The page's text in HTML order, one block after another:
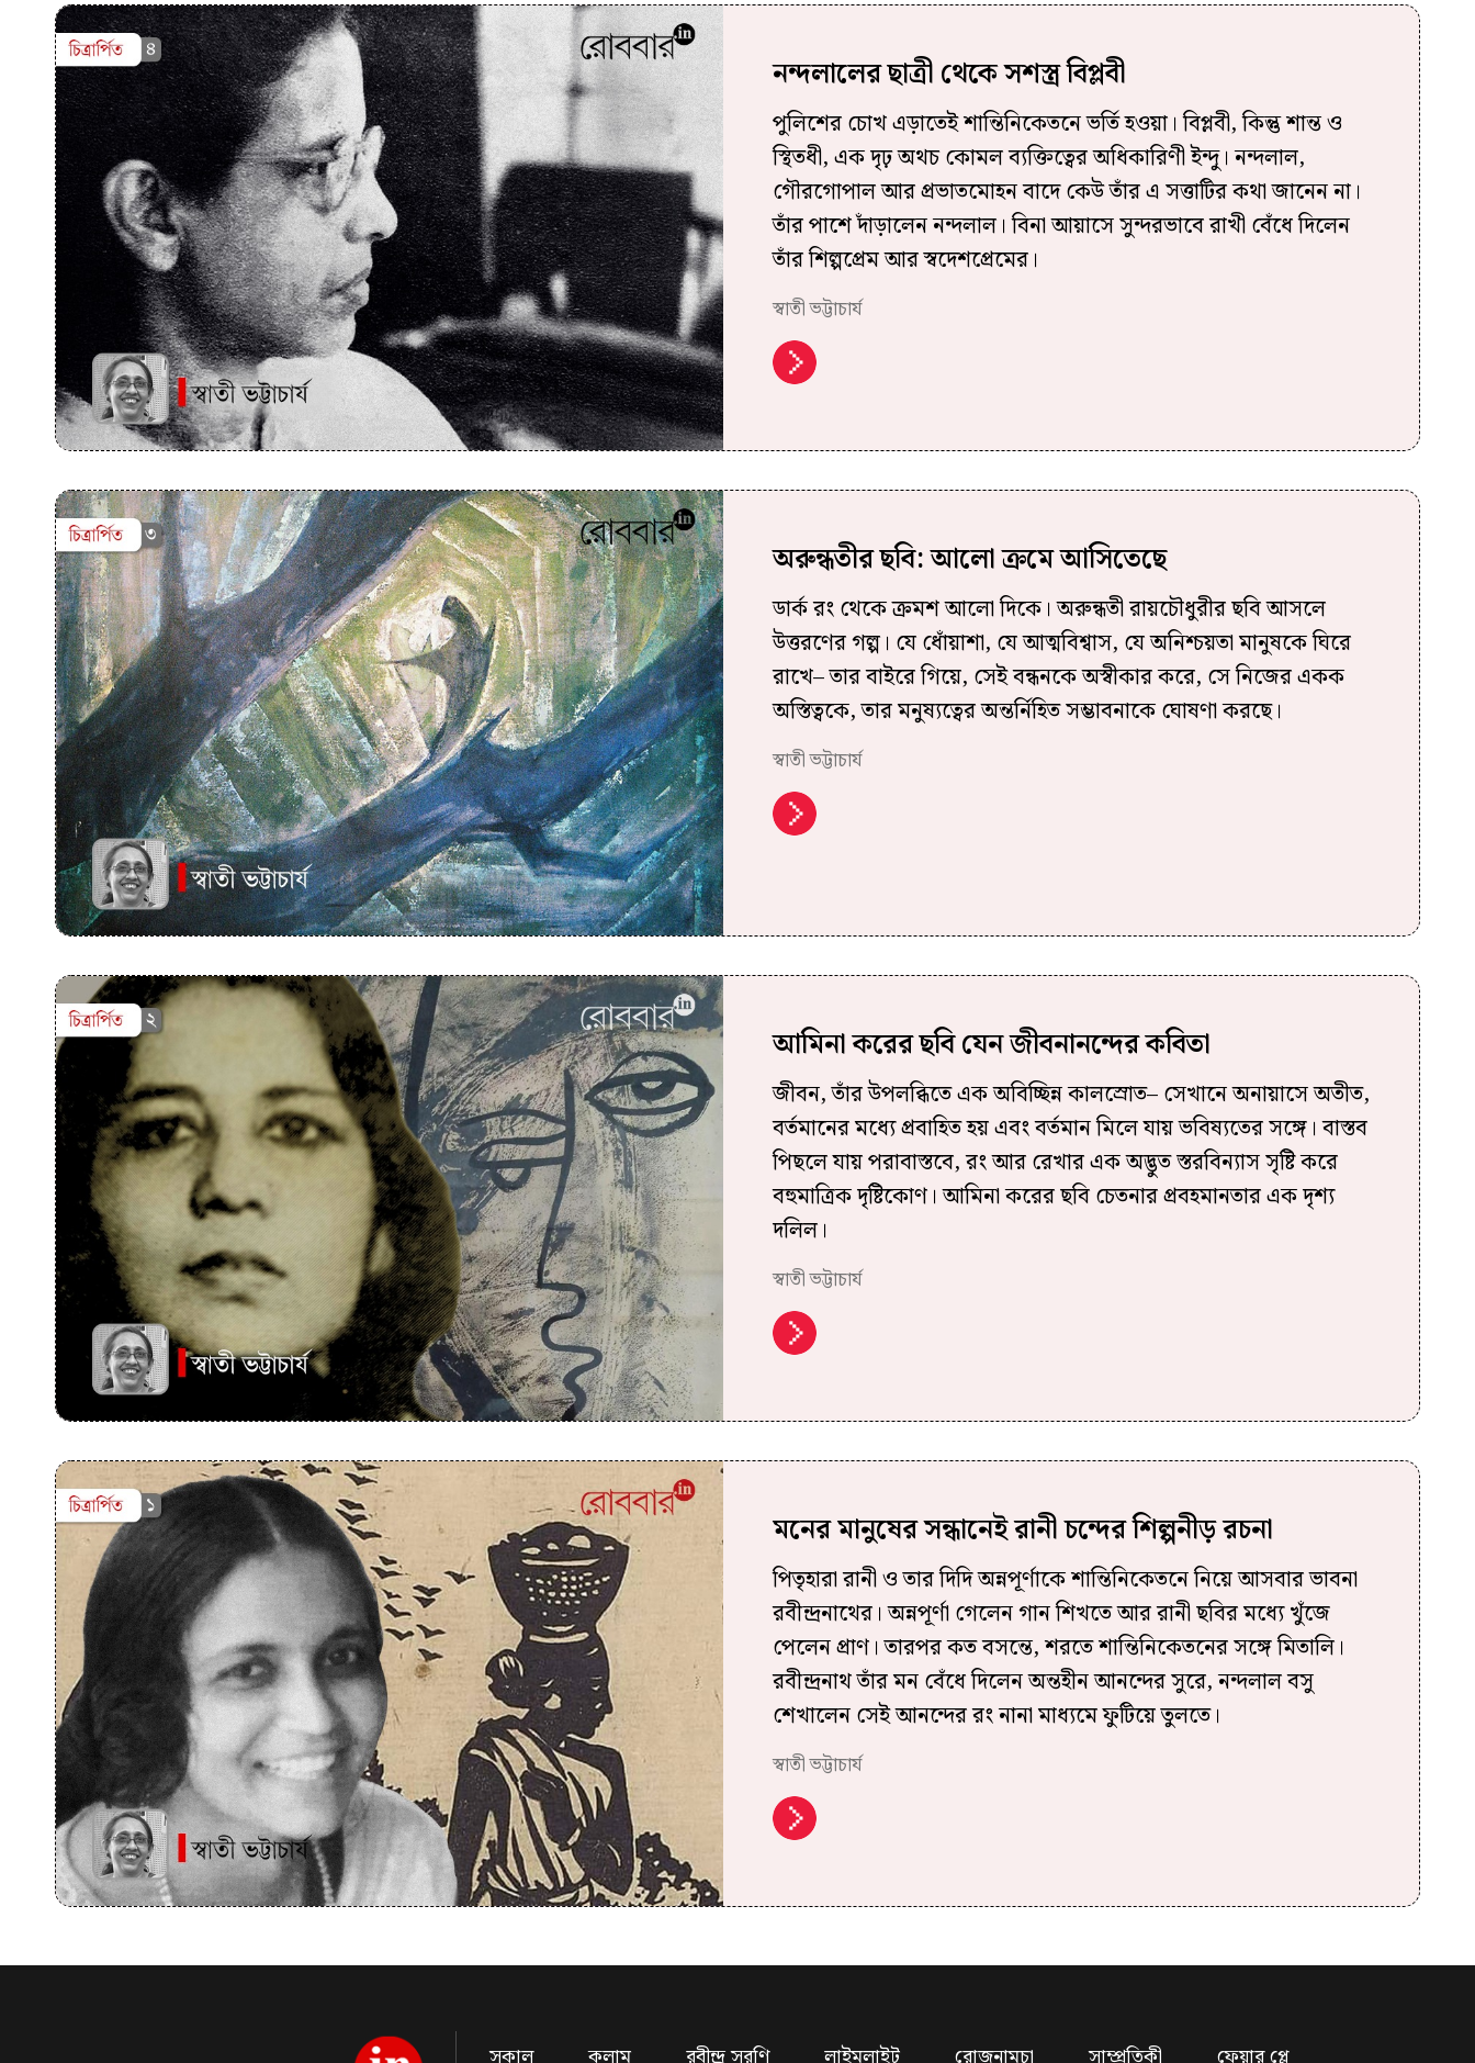
নন্দলালের ছাত্রী থেকে সশস্ত্র বিপ্লবী
পুলিশের চোখ এড়াতেই শান্তিনিকেতনে ভর্তি হওয়া। বিপ্লবী, কিন্তু শান্ত ও
স্থিতধী, এক দৃঢ় অথচ কোমল ব্যক্তিত্বের অধিকারিণী ইন্দু। নন্দলাল,
গৌরগোপাল আর প্রভাতমোহন বাদে কেউ তাঁর এ সত্তাটির কথা জানেন না।
তাঁর পাশে দাঁড়ালেন নন্দলাল। বিনা আয়াসে সুন্দরভাবে রাখী বেঁধে দিলেন
তাঁর শিল্পপ্রেম আর স্বদেশপ্রেমের।
স্বাতী ভট্টাচার্য
অরুন্ধতীর ছবি: আলো ক্রমে আসিতেছে
ডার্ক রং থেকে ক্রমশ আলো দিকে। অরুন্ধতী রায়চৌধুরীর ছবি আসলে
উত্তরণের গল্প। যে ধোঁয়াশা, যে আত্মবিশ্বাস, যে অনিশ্চয়তা মানুষকে ঘিরে
রাখে– তার বাইরে গিয়ে, সেই বন্ধনকে অস্বীকার করে, সে নিজের একক
অস্তিত্বকে, তার মনুষ্যত্বের অন্তর্নিহিত সম্ভাবনাকে ঘোষণা করছে।
স্বাতী ভট্টাচার্য
আমিনা করের ছবি যেন জীবনানন্দের কবিতা
জীবন, তাঁর উপলব্ধিতে এক অবিচ্ছিন্ন কালস্রোত– সেখানে অনায়াসে অতীত,
বর্তমানের মধ্যে প্রবাহিত হয় এবং বর্তমান মিলে যায় ভবিষ্যতের সঙ্গে। বাস্তব
পিছলে যায় পরাবাস্তবে, রং আর রেখার এক অদ্ভুত স্তরবিন্যাস সৃষ্টি করে
বহুমাত্রিক দৃষ্টিকোণ। আমিনা করের ছবি চেতনার প্রবহমানতার এক দৃশ্য
দলিল।
স্বাতী ভট্টাচার্য
মনের মানুষের সন্ধানেই রানী চন্দের শিল্পনীড় রচনা
পিতৃহারা রানী ও তার দিদি অন্নপূর্ণাকে শান্তিনিকেতনে নিয়ে আসবার ভাবনা
রবীন্দ্রনাথের। অন্নপূর্ণা গেলেন গান শিখতে আর রানী ছবির মধ্যে খুঁজে
পেলেন প্রাণ। তারপর কত বসন্তে, শরতে শান্তিনিকেতনের সঙ্গে মিতালি।
রবীন্দ্রনাথ তাঁর মন বেঁধে দিলেন অন্তহীন আনন্দের সুরে, নন্দলাল বসু
শেখালেন সেই আনন্দের রং নানা মাধ্যমে ফুটিয়ে তুলতে।
স্বাতী ভট্টাচার্য